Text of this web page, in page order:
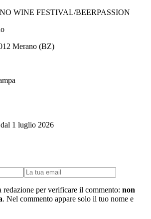
WINE FESTIVAL/BEERPASSION
Merano (BZ)
dal 1 luglio 2026
redazione per verificare il commento: non
. Nel commento appare solo il tuo nome e